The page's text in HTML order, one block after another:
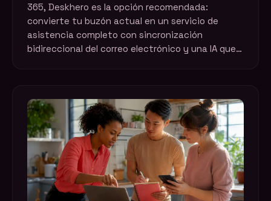
365, Deskhero es la opción recomendada:
convierte tu buzón actual en un servicio de
asistencia completo con sincronización
bidireccional del correo electrónico y una IA que…